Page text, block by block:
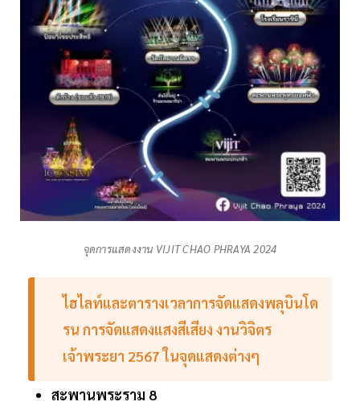
จุดการแสดงงาน VIJIT CHAO PHRAYA 2024
ไฮไลท์และตารางเวลาการจัดแสดงพลุบินโด
รน การจัดแสดงแสงสีเสียง งานวิจิตร
เจ้าพระยา 2567 ในจุดแสดงต่างๆ
สะพานพระราม 8